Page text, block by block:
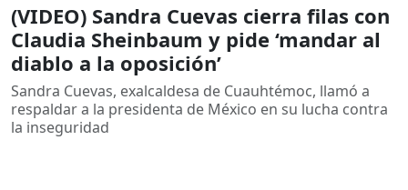
(VIDEO) Sandra Cuevas cierra filas con
Claudia Sheinbaum y pide ‘mandar al
diablo a la oposición’
Sandra Cuevas, exalcaldesa de Cuauhtémoc, llamó a
respaldar a la presidenta de México en su lucha contra
la inseguridad